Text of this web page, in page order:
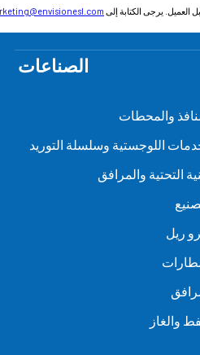
العميل. يرجى الكتابة إلى
الصناعات
والمحطات
اللوجستية وسلسلة التوريد
التحتية والمرافق
ريل
والغاز